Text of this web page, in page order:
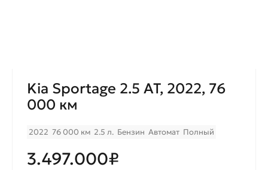
Kia Sportage 2.5 AT, 2022, 76
000 км
2022 76 000 км 2.5 л. Бензин Автомат Полный
3.497.000₽